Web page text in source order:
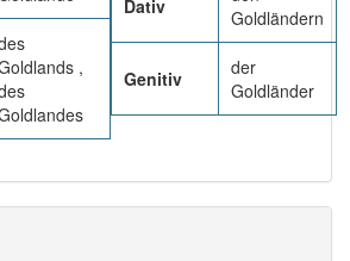
,
Dativ
Goldländern
Genitiv
der
Goldländer